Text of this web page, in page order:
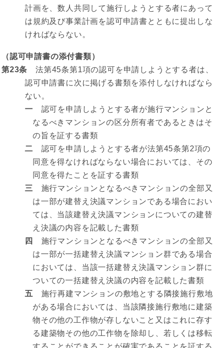
計画を、数人共同して施行しようとする者にあって
は規約及び事業計画を認可申請書とともに提出しな
ければならない。
（認可申請書の添付書類）
第23条 法第45条第1項の認可を申請しようとする者は、
認可申請書に次に掲げる書類を添付しなければなら
ない。
一 認可を申請しようとする者が施行マンションと
なるべきマンションの区分所有者であるときはそ
の旨を証する書類
二 認可を申請しようとする者が法第45条第2項の
同意を得なければならない場合においては、その
同意を得たことを証する書類
三
施行マンションとなるべきマンションの全部又
は一部が建替え決議マンションである場合におい
ては、当該建替え決議マンションについての建替
え決議の内容を記載した書類
四
施行マンションとなるべきマンションの全部又
は一部が一括建替え決議マンション群である場合
においては、当該一括建替え決議マンション群に
ついての一括建替え決議の内容を記載した書類
五 施行再建マンションの敷地とする隣接施行敷地
がある場合においては、当該隣接施行敷地に建築
物その他の工作物が存しないこと又はこれに存す
る建築物その他の工作物を除却し、若しくは移転